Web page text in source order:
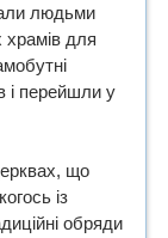
людьми
храмів для
і перейшли у
що
із
обряди